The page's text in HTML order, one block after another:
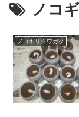
ノコ
ノコギリクワガタ